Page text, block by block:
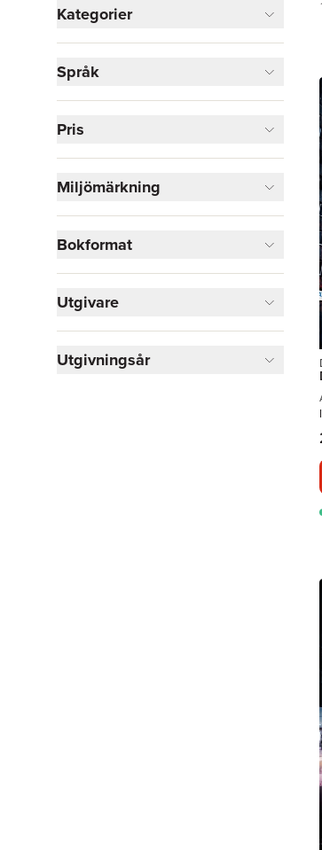
Kategorier
Deckare 6
Biografier 2
Sport, fritid och hobby
Språk
Pris
Miljömärkning
Bokformat
Utgivare
Utgivningsår